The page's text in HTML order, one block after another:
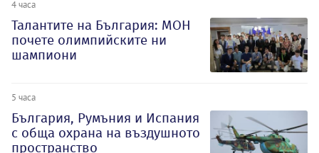
4 часа
Талантите на България: МОН
почете олимпийските ни
шампиони
5 часа
България, Румъния и Испания
с обща охрана на въздушното
пространство